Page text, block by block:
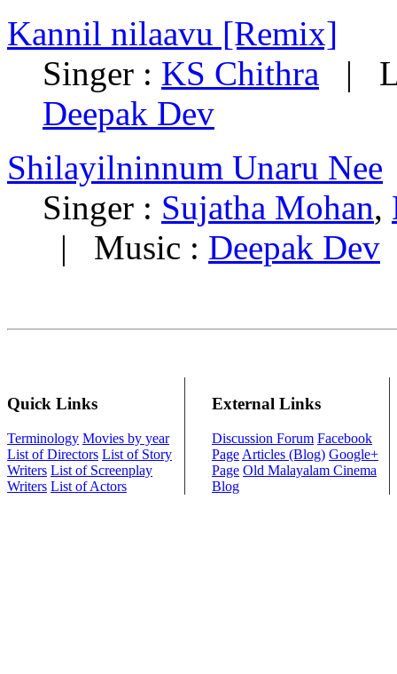
Kannil nilaavu [Remix]
Singer : KS Chithra |
Deepak Dev
Shilayilninnum Unaru Nee
Singer : Sujatha Mohan,
| Music : Deepak Dev
Quick Links
Terminology Movies by year
List of Directors List of Story
Writers List of Screenplay
Writers List of Actors
External Links
Discussion Forum Facebook
Page Articles (Blog) Google+
Page Old Malayalam Cinema
Blog